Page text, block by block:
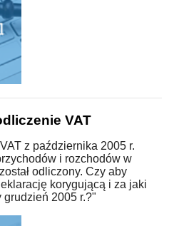
VAT
z października 2005 r.
i rozchodów w
odliczony. Czy aby
korygującą i za jaki
2005 r.?"